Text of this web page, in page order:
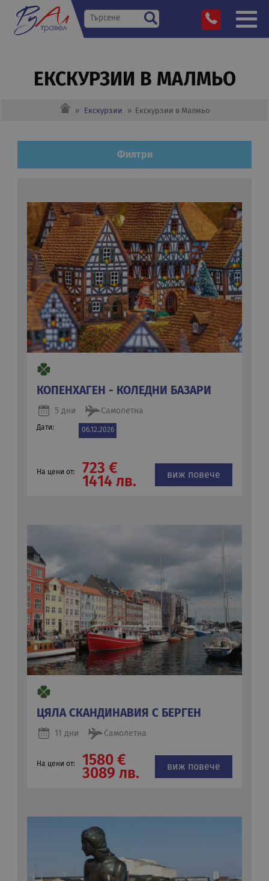
ЕКСКУРЗИИ В МАЛМЬО
» Екскурзии » Екскурзии в Малмьо
Филтри
КОПЕНХАГЕН - КОЛЕДНИ БАЗАРИ
5 дни Самолетна
Дати: 06.12.2026
На цени от:
723 €
1414 лв.
виж повече
ЦЯЛА СКАНДИНАВИЯ С БЕРГЕН
11 дни Самолетна
На цени от:
1580 €
3089 лв.
виж повече